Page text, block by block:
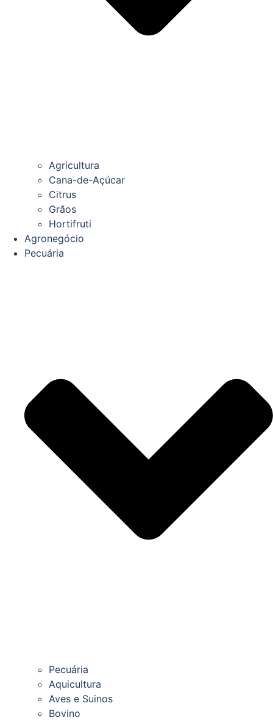
Agricultura
Cana-de-Açúcar
Citrus
Grãos
Hortifruti
Agronegócio
Pecuária
Pecuária
Aquicultura
Aves e Suinos
Bovino